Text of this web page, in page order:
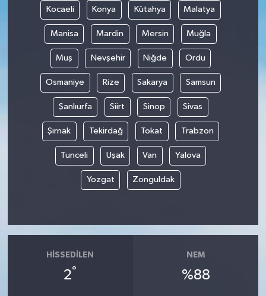
Kocaeli Konya Kütahya Malatya
Manisa Mardin Mersin Muğla
Muş Nevşehir Niğde Ordu
Osmaniye Rize Sakarya Samsun
Şanlıurfa Siirt Sinop Sivas
Şırnak Tekirdağ Tokat Trabzon
Tunceli Uşak Van Yalova
Yozgat Zonguldak
HISSEDILEN
2°
NEM
%88